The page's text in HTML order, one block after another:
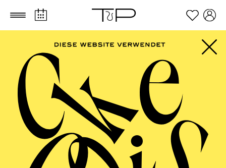
Zum Hauptinhalt springen Zum Footer springen
AALTO MUSIKTHEATER